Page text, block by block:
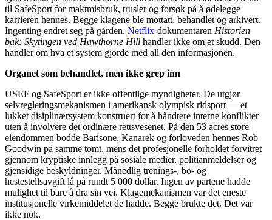
til SafeSport for maktmisbruk, trusler og forsøk på å ødelegge
karrieren hennes. Begge klagene ble mottatt, behandlet og arkivert.
Ingenting endret seg på gården. Netflix-dokumentaren Historien
bak: Skytingen ved Hawthorne Hill handler ikke om et skudd. Den
handler om hva et system gjorde med all den informasjonen.
Organet som behandlet, men ikke grep inn
USEF og SafeSport er ikke offentlige myndigheter. De utgjør
selvregleringsmekanismen i amerikansk olympisk ridsport — et
lukket disiplinærsystem konstruert for å håndtere interne konflikter
uten å involvere det ordinære rettsvesenet. På den 53 acres store
eiendommen bodde Barisone, Kanarek og forloveden hennes Rob
Goodwin på samme tomt, mens det profesjonelle forholdet forvitret
gjennom kryptiske innlegg på sosiale medier, politianmeldelser og
gjensidige beskyldninger. Månedlig trenings-, bo- og
hestestellsavgift lå på rundt 5 000 dollar. Ingen av partene hadde
mulighet til bare å dra sin vei. Klagemekanismen var det eneste
institusjonelle virkemiddelet de hadde. Begge brukte det. Det var
ikke nok.